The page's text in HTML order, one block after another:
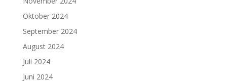
Oktober 2024
September 2024
August 2024
Juli 2024
Juni 2024